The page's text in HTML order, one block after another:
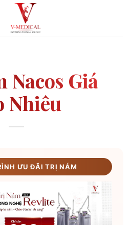
Nacos Giá
Nhiêu
ƯU ĐÃI TRỊ NÁM